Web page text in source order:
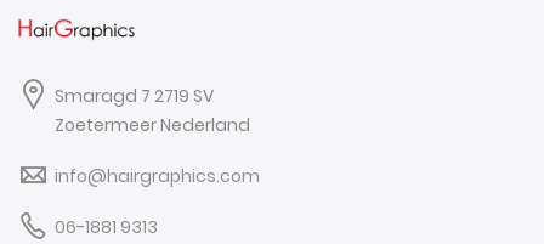
Smaragd 7 2719 SV
Zoetermeer Nederland
info@hairgraphics.com
06-1881 9313